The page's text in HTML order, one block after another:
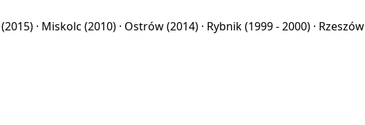
(2015) · Miskolc (2010) · Ostrów(2014) · Rybnik(1999 - 2000) · Rzeszów